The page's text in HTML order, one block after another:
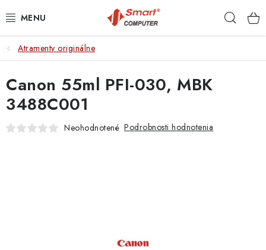
na
NOTEBOOKY
MOBILNÉ ZARIADENIA
PC A KOMPONENTY
Atramenty originálne
Canon 55ml PFI-030, MBK
3488C001
Neohodnotené Podrobnosti hodnotenia